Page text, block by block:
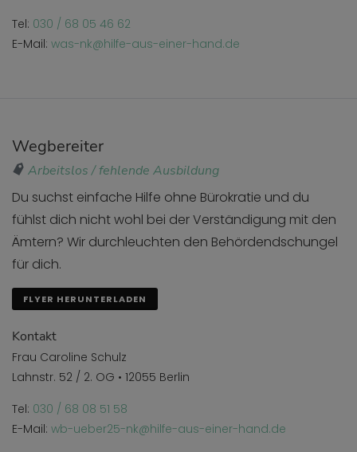
Tel: 030 / 68 05 46 62
E-Mail: was-nk@hilfe-aus-einer-hand.de
Wegbereiter
Arbeitslos / fehlende Ausbildung
Du suchst einfache Hilfe ohne Bürokratie und du
fühlst dich nicht wohl bei der Verständigung mit den
Ämtern? Wir durchleuchten den Behördendschungel
für dich.
FLYER HERUNTERLADEN
Kontakt
Frau Caroline Schulz
Lahnstr. 52 / 2. OG • 12055 Berlin
Tel: 030 / 68 08 51 58
E-Mail: wb-ueber25-nk@hilfe-aus-einer-hand.de